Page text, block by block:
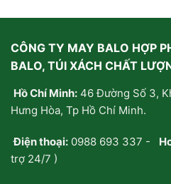
CÔNG TY MAY BALO HỢP
BALO, TÚI XÁCH CHẤT
Hồ Chí Minh: 46 Đường Số 3,
Hưng Hòa, Tp Hồ Chí Minh.
Điện thoại: 0988 693 337 -
trợ 24/7 )